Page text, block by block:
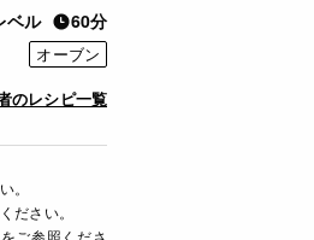
ベル 60分
オーブン
のレシピ一覧
。
ださい。
ご参照くださ